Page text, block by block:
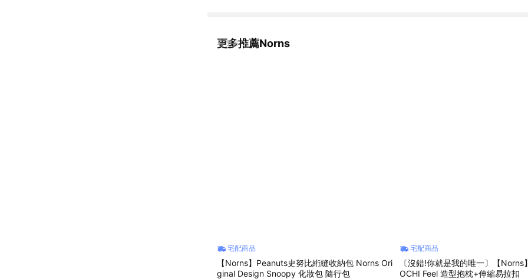
更多推薦Norns
看更多
宅配商品
【Norns】Peanuts史努比絎縫收納包 Norns Ori
ginal Design Snoopy 化妝包 隨行包
宅配商品
〔沒錯!你就是我的唯一〕【Norns
OCHI Feel 造型抱枕+伸縮易拉扣